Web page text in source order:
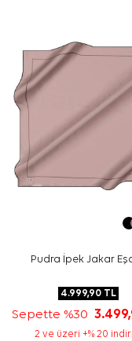
parçalar seçebilir.
Bakım
Yıkama ve bakım
izleyiniz. İpek ve
İpek Eşarp Şampuanı
Sıkça Sorulan
Ekru İpek Krep
hangi ölçüdedir?
Desen ve renk
İpek krep saten
Pudra İpek Jakar
4.999,90TL
Sepette %30
2 ve üzeri +% 20